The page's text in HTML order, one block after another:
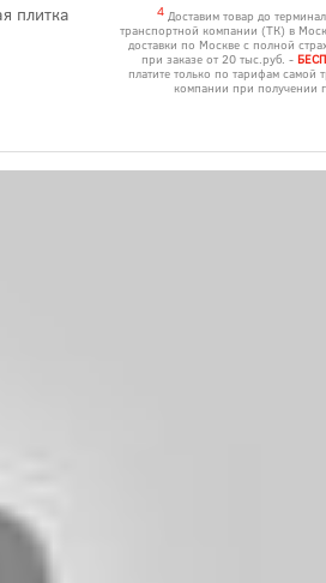
плитка 4Доставим товар до
транспортной компании (ТК) в
доставки по Москве с полной
при заказе от 20 тыс.руб. -
платите только по тарифам самой
компании при получении